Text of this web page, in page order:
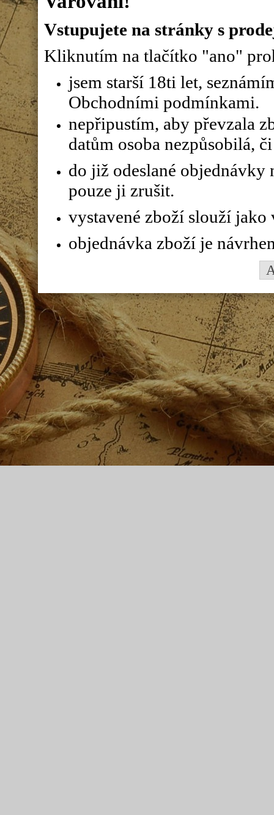
Vstupujete na stránky s
Kliknutím na tlačítko "ano"
jsem starší 18ti let,
Obchodními podmínkami.
nepřipustím, aby převzala
datům osoba nezpůsobilá,
do již odeslané objednávky
pouze ji zrušit.
vystavené zboží slouží
objednávka zboží je